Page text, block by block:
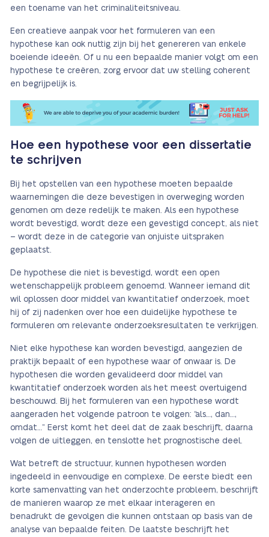
een toename van het criminaliteitsniveau.
Een creatieve aanpak voor het formuleren van een
hypothese kan ook nuttig zijn bij het genereren van enkele
boeiende ideeën. Of u nu een bepaalde manier volgt om een
hypothese te creëren, zorg ervoor dat uw stelling coherent
en begrijpelijk is.
Hoe een hypothese voor een dissertatie
te schrijven
Bij het opstellen van een hypothese moeten bepaalde
waarnemingen die deze bevestigen in overweging worden
genomen om deze redelijk te maken. Als een hypothese
wordt bevestigd, wordt deze een gevestigd concept, als niet
– wordt deze in de categorie van onjuiste uitspraken
geplaatst.
De hypothese die niet is bevestigd, wordt een open
wetenschappelijk probleem genoemd. Wanneer iemand dit
wil oplossen door middel van kwantitatief onderzoek, moet
hij of zij nadenken over hoe een duidelijke hypothese te
formuleren om relevante onderzoeksresultaten te verkrijgen.
Niet elke hypothese kan worden bevestigd, aangezien de
praktijk bepaalt of een hypothese waar of onwaar is. De
hypothesen die worden gevalideerd door middel van
kwantitatief onderzoek worden als het meest overtuigend
beschouwd. Bij het formuleren van een hypothese wordt
aangeraden het volgende patroon te volgen: “als…, dan…,
omdat…” Eerst komt het deel dat de zaak beschrijft, daarna
volgen de uitleggen, en tenslotte het prognostische deel.
Wat betreft de structuur, kunnen hypothesen worden
ingedeeld in eenvoudige en complexe. De eerste biedt een
korte samenvatting van het onderzochte probleem, beschrijft
de manieren waarop ze met elkaar interageren en
benadrukt de gevolgen die kunnen ontstaan op basis van de
analyse van bepaalde feiten. De laatste beschrijft het